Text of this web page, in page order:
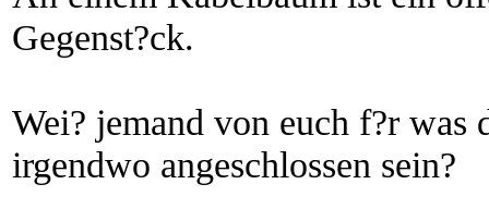
Gegenst?ck.
Wei? jemand von euch f?r was
irgendwo angeschlossen sein?